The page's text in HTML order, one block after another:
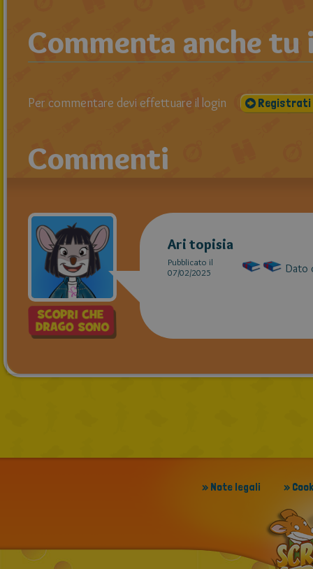
Commenta anche
Per commentare devi effettuare il login Registrati
Commenti
Ari topisia
Pubblicato il
07/02/2025
Dato
» Note legali »